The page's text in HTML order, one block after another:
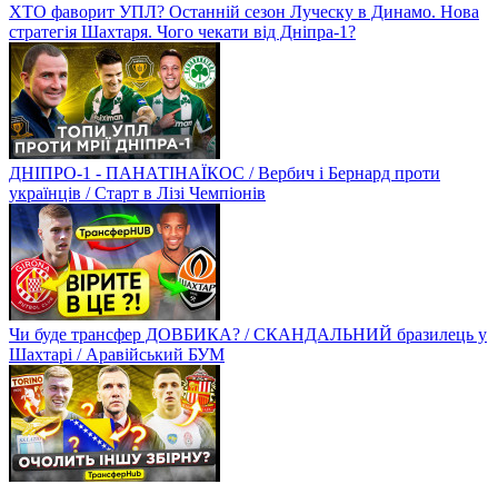
ХТО фаворит УПЛ? Останній сезон Луческу в Динамо. Нова
стратегія Шахтаря. Чого чекати від Дніпра-1?
ДНІПРО-1 - ПАНАТІНАЇКОС / Вербич і Бернард проти
українців / Старт в Лізі Чемпіонів
Чи буде трансфер ДОВБИКА? / СКАНДАЛЬНИЙ бразилець у
Шахтарі / Аравійський БУМ